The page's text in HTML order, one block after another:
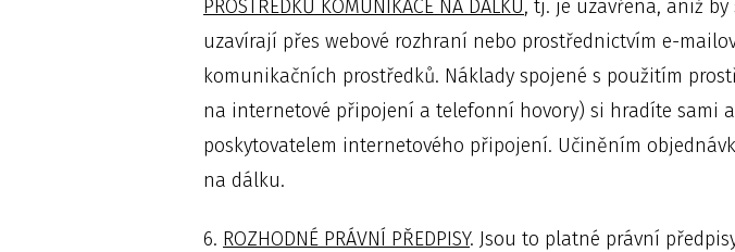
PROSTŘEDKŮ KOMUNIKACE NA DÁLKU, tj. je uzavřena, aniž
uzavírají přes webové rozhraní nebo prostřednictvím e-
komunikačních prostředků. Náklady spojené s použitím
na internetové připojení a telefonní hovory) si hradíte sami
poskytovatelem internetového připojení. Učiněním
na dálku.
6. ROZHODNÉ PRÁVNÍ PŘEDPISY. Jsou to platné právní